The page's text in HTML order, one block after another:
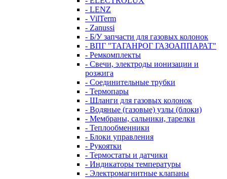
- LENZ
- VilTerm
- Zanussi
- Б/У запчасти для газовых колонок
- ВПГ "ТАГАНРОГ ГАЗОАППАРАТ"
- Ремкомплекты
- Свечи, электроды ионизации и
розжига
- Соединительные трубки
- Термопары
- Шланги для газовых колонок
- Водяные (газовые) узлы (блоки)
- Мембраны, сальники, тарелки
- Теплообменники
- Блоки управления
- Рукоятки
- Термостаты и датчики
- Индикаторы температуры
- Электромагнитные клапаны